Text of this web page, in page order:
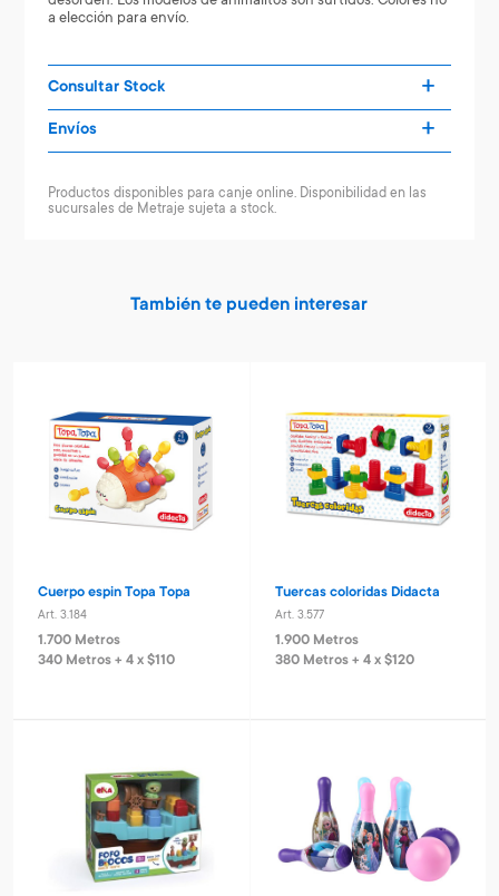
a elección para envío.
Consultar Stock
Envíos
Productos disponibles para canje online. Disponibilidad en las
sucursales de Metraje sujeta a stock.
También te pueden interesar
Cuerpo espin Topa Topa
Art. 3.184
1.700 Metros
340 Metros + 4 x $110
Tuercas coloridas Didacta
Art. 3.577
1.900 Metros
380 Metros + 4 x $120